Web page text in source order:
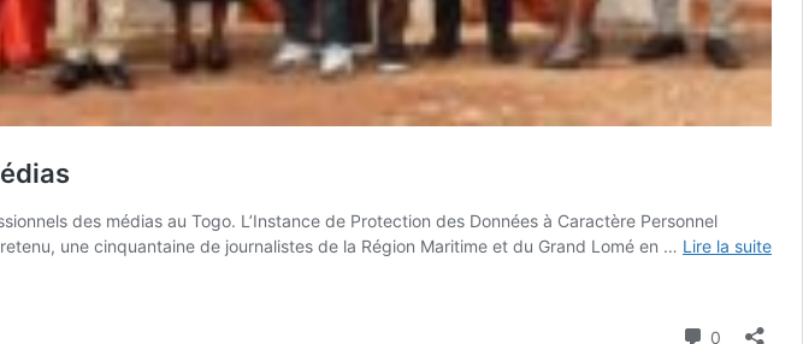
des médias au Togo. L’Instance de Protection des Données à Caractère Personnel
une cinquantaine de journalistes de la Région Maritime et du Grand Lomé en … Lire la suite
0